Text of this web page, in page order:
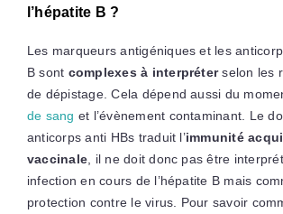
l’hépatite B ?
Les marqueurs antigéniques et les
B sont complexes à interpréterselon les
de dépistage. Cela dépend aussi du
de sang et l’évènement contaminant. Le
anticorps anti HBs traduit l’immunité
vaccinale, il ne doit donc pas être
infection en cours de l’hépatite B mais
protection contre le virus. Pour savoir